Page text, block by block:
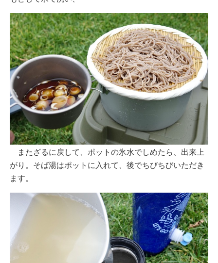
またざるに戻して、ポットの氷水でしめたら、出来上
がり。そば湯はポットに入れて、後でちびちびいただき
ます。